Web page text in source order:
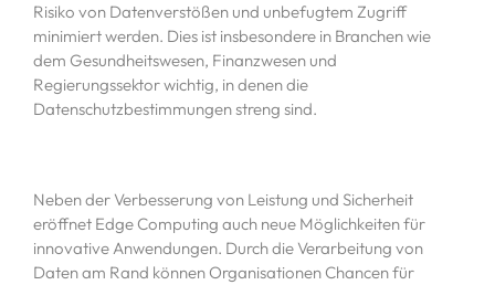
Risiko von Datenverstößen und unbefugtem Zugriff
minimiert werden. Dies ist insbesondere in Branchen wie
dem Gesundheitswesen, Finanzwesen und
Regierungssektor wichtig, in denen die
Datenschutzbestimmungen streng sind.
Neben der Verbesserung von Leistung und Sicherheit
eröffnet Edge Computing auch neue Möglichkeiten für
innovative Anwendungen. Durch die Verarbeitung von
Daten am Rand können Organisationen Chancen für